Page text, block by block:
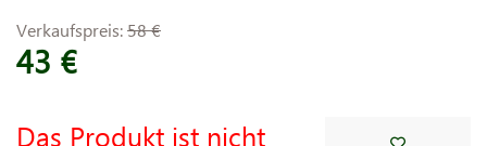
Verkaufspreis:58 €
43 €
Das Produkt ist nicht